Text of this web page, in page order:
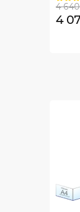
4
4